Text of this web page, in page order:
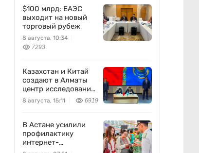
$100 млрд: ЕАЭС
выходит на новый
торговый рубеж
8 августа, 10:34
7293
Казахстан и Китай
создают в Алматы
центр исследований
землетрясений
8 августа, 15:11 6919
В Астане усилили
профилактику
интернет-
мошенничества